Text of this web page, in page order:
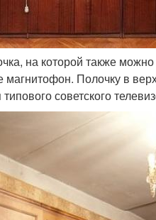
на которой также
Полочку в
советского